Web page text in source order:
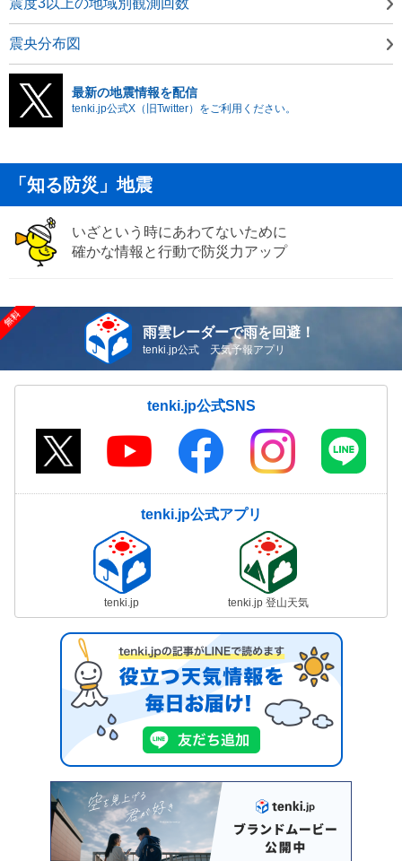
震央分布図
最新の地震情報を配信
tenki.jp公式X（旧Twitter）をご利用ください。
「知る防災」地震
いざという時にあわてないために
確かな情報と行動で防災力アップ
雨雲レーダーで雨を回避！
tenki.jp公式 天気予報アプリ
tenki.jp公式SNS
tenki.jp公式アプリ
tenki.jp tenki.jp 登山天気